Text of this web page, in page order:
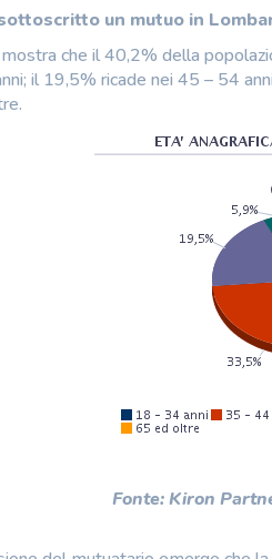
un mutuo in
mostra che il 40,2% della
il 19,5% ricade nei 45 – 54
Fonte: Kiron